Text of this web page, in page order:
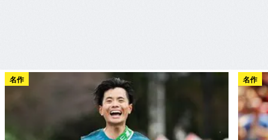
名作 名作